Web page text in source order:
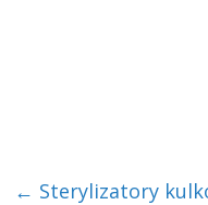
← Sterylizatory